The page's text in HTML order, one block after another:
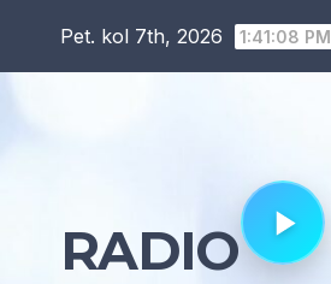
Pet. kol 7th, 2026 1:41:09 PM
RADIO